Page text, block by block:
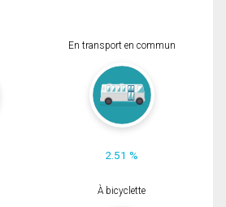
En transport en commun
2.51 %
À bicyclette